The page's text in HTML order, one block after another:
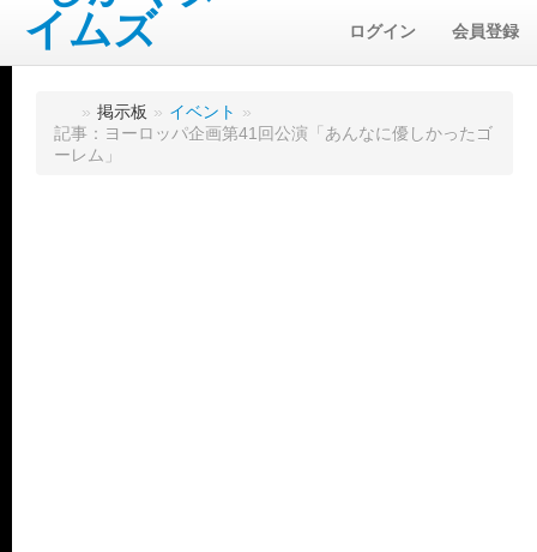
ログイン 会員登録
» 掲示板 » イベント »
記事：ヨーロッパ企画第41回公演「あんなに優しかったゴ
ーレム」